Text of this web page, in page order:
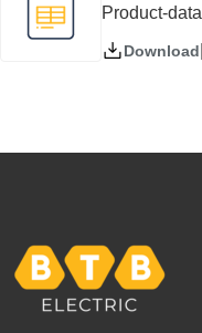
Product-
Download